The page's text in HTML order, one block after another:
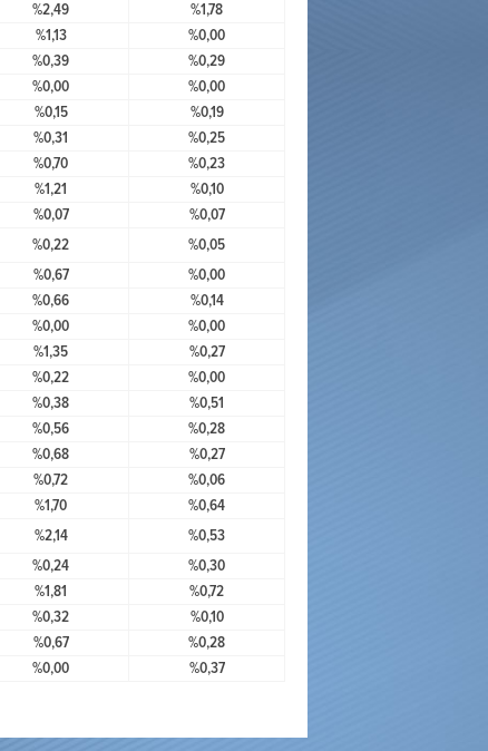
%2,49
%1,78
%1,13
%0,00
%0,39
%0,29
%0,00
%0,00
%0,15
%0,19
%0,31
%0,25
%0,70
%0,23
%1,21
%0,10
%0,07
%0,07
%0,22
%0,05
%0,67
%0,00
%0,66
%0,14
%0,00
%0,00
%1,35
%0,27
%0,22
%0,00
%0,38
%0,51
%0,56
%0,28
%0,68
%0,27
%0,72
%0,06
%1,70
%0,64
%2,14
%0,53
%0,24
%0,30
%1,81
%0,72
%0,32
%0,10
%0,67
%0,28
%0,00 %0,37